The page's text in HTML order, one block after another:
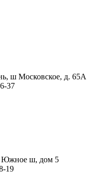
ш Московское, д. 65А
37
Южное ш, дом 5
19